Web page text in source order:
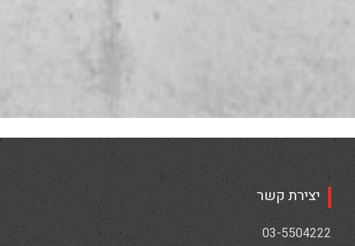
יצירת קשר
03-5504222